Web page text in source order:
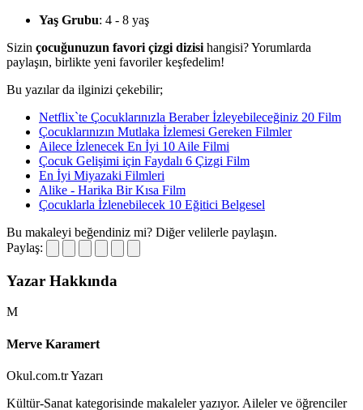
Yaş Grubu: 4 - 8 yaş
Sizin çocuğunuzun favori çizgi dizisi hangisi? Yorumlarda
paylaşın, birlikte yeni favoriler keşfedelim!
Bu yazılar da ilginizi çekebilir;
Netflix`te Çocuklarınızla Beraber İzleyebileceğiniz 20 Film
Çocuklarınızın Mutlaka İzlemesi Gereken Filmler
Ailece İzlenecek En İyi 10 Aile Filmi
Çocuk Gelişimi için Faydalı 6 Çizgi Film
En İyi Miyazaki Filmleri
Alike - Harika Bir Kısa Film
Çocuklarla İzlenebilecek 10 Eğitici Belgesel
Bu makaleyi beğendiniz mi? Diğer velilerle paylaşın.
Paylaş:
Yazar Hakkında
M
Merve Karamert
Okul.com.tr Yazarı
Kültür-Sanat kategorisinde makaleler yazıyor. Aileler ve öğrenciler